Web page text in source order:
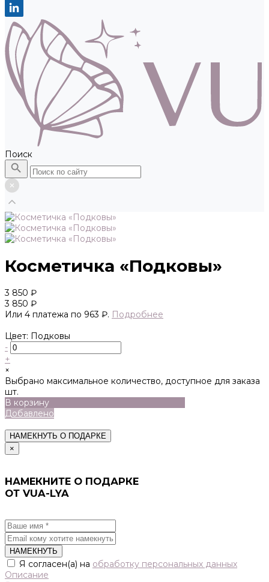
Поиск
Косметичка «Подковы»
3 850 ₽
3 850 ₽
Или 4 платежа по 963 ₽. Подробнее
Цвет: Подковы
-
+
×
Выбрано максимальное количество, доступное для заказа
шт.
В корзину
Добавлено
НАМЕКНУТЬ О ПОДАРКЕ
×
НАМЕКНИТЕ О ПОДАРКЕ
ОТ VUA-LYA
НАМЕКНУТЬ
Я согласен(а) на обработку персональных данных
Описание